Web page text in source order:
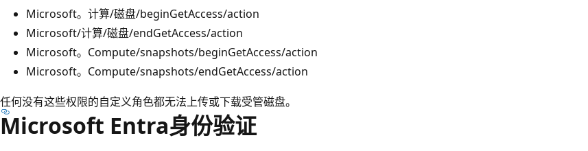
Microsoft。计算/磁盘/beginGetAccess/action
Microsoft/计算/磁盘/endGetAccess/action
Microsoft。Compute/snapshots/beginGetAccess/action
Microsoft。Compute/snapshots/endGetAccess/action
任何没有这些权限的自定义角色都无法上传或下载受管磁盘。
Microsoft Entra身份验证